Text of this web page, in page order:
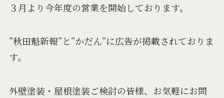
３月より今年度の営業を開始しております。
”秋田魁新報”と”かだん”に広告が掲載されておりま
す。
外壁塗装・屋根塗装ご検討の皆様、お気軽にお問